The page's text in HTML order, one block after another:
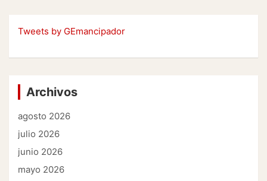
Tweets by GEmancipador
Archivos
agosto 2026
julio 2026
junio 2026
mayo 2026